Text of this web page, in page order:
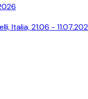
Italia, 21.06 -